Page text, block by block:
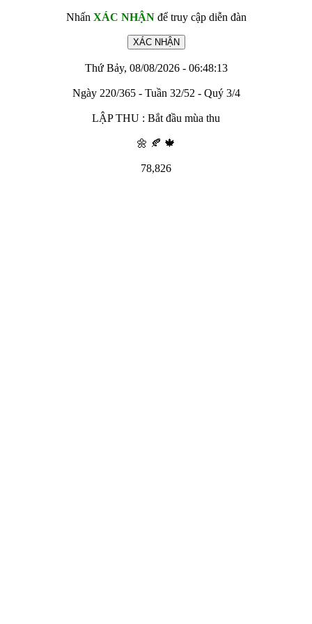
Nhấn XÁC NHẬNđể truy cập diễn đàn
Thứ Bảy, 08/08/2026 - 06:48:13
Ngày 220/365 - Tuần 32/52 - Quý 3/4
LẬP THU : Bắt đầu mùa thu
🌼 🍂 🍁
78,826